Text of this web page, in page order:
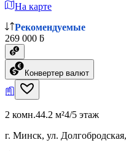
На карте
Рекомендуемые
269 000 ƃ
Конвертер валют
2 комн.44.2 м²4/5 этаж
г. Минск, ул.